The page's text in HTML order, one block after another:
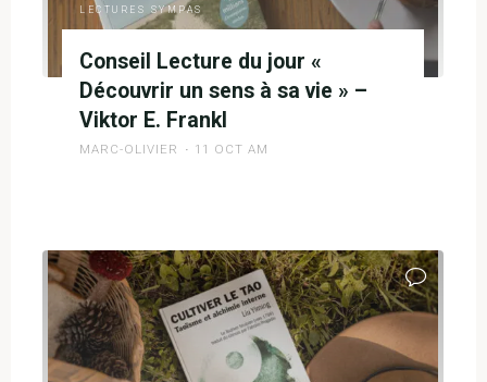
LECTURES SYMPAS
Conseil Lecture du jour «
Découvrir un sens à sa vie » –
Viktor E. Frankl
MARC-OLIVIER 11 OCT AM
du
jour
«
Découvrir
un